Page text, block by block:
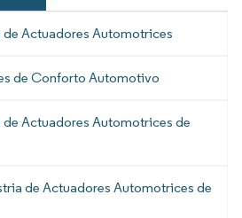
de Actuadores Automotrices
de Conforto Automotivo
de Actuadores Automotrices de
de Actuadores Automotrices de